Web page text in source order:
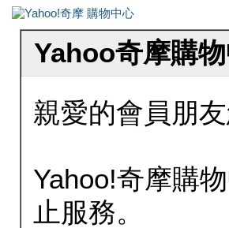
Yahoo奇摩購
親愛的會員朋友
Yahoo!奇摩購
止服務。